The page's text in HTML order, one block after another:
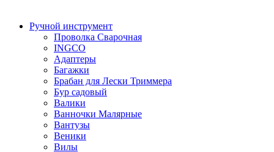
Ручной инструмент
Проволка Сварочная
INGCO
Адаптеры
Багажки
Брабан для Лески Триммера
Бур садовый
Валики
Ванночки Малярные
Вантузы
Веники
Вилы